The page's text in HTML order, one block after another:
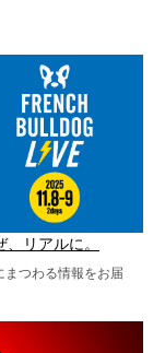
リアルに。
つわる情報をお届